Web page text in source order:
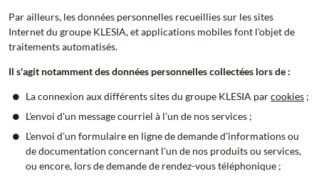
Par ailleurs, les données personnelles recueillies sur les sites
Internet du groupe KLESIA, et applications mobiles font l'objet de
traitements automatisés.
Il s'agit notamment des données personnelles collectées lors de :
La connexion aux différents sites du groupe KLESIA parcookies ;
L'envoi d'un message courriel à l'un de nos services ;
L'envoi d'un formulaire en ligne de demande d'informations ou
de documentation concernant l'un de nos produits ou services,
ou encore, lors de demande de rendez-vous téléphonique ;